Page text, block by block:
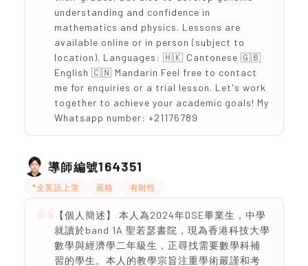
understanding and confidence in
mathematics and physics. Lessons are
available online or in person (subject to
location). Languages: 🇭🇰 Cantonese 🇬🇧
English 🇨🇳 Mandarin Feel free to contact
me for enquiries or a trial lesson. Let's work
together to achieve your academic goals! My
Whatsapp number: +21176789
導師編號164351
*全英語上堂 嚴格 有耐性
【個人簡述】 本人為2024年DSE畢業生，中學
就讀於band 1A 聖若瑟書院，現為香港科技大學
數學與經濟學二年級生，正尋找需要數學科補
習的學生。本人的教學宗旨注重學術嚴謹和考